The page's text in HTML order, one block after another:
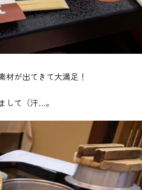
が出てきて大満足！
して（汗…。